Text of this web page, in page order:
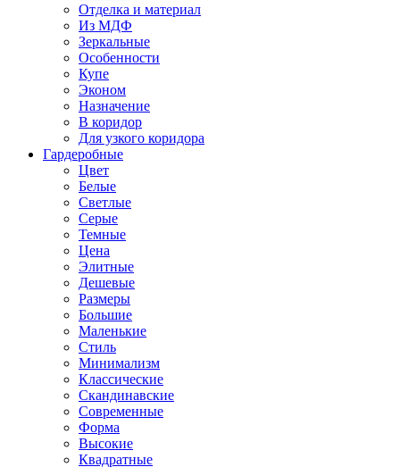
Отделка и материал
Из МДФ
Зеркальные
Особенности
Купе
Эконом
Назначение
В коридор
Для узкого коридора
Гардеробные
Цвет
Белые
Светлые
Серые
Темные
Цена
Элитные
Дешевые
Размеры
Большие
Маленькие
Стиль
Минимализм
Классические
Скандинавские
Современные
Форма
Высокие
Квадратные